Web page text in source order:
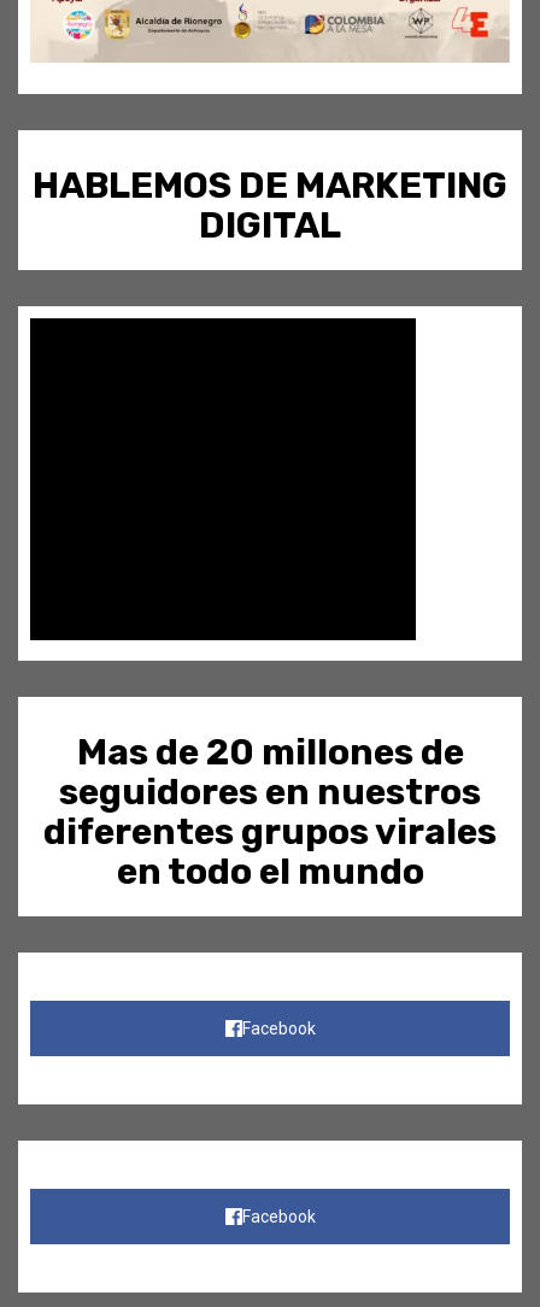
HABLEMOS DE MARKETING
DIGITAL
Mas de 20 millones de
seguidores en nuestros
diferentes grupos virales
en todo el mundo
Facebook
Facebook